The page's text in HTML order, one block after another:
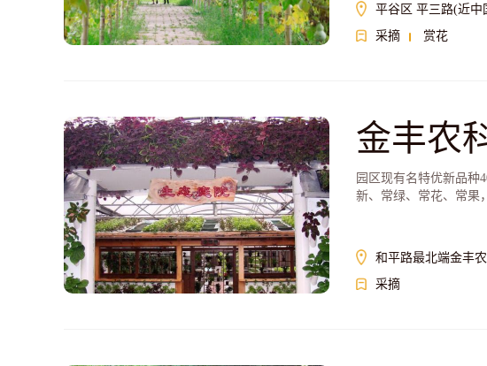
平谷区 平三路(近中
采摘
赏花
金丰农
园区现有名特优新品种
新、常绿、常花、常果
和平路最北端金丰
采摘